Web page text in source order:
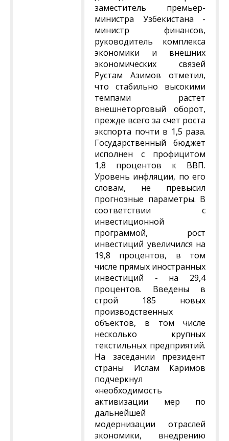
заместитель премьер-
министра Узбекистана -
министр финансов,
руководитель комплекса
экономики и внешних
экономических связей
Рустам Азимов отметил,
что стабильно высокими
темпами растет
внешнеторговый оборот,
прежде всего за счет роста
экспорта почти в 1,5 раза.
Государственный бюджет
исполнен с профицитом
1,8 процентов к ВВП.
Уровень инфляции, по его
словам, не превысил
прогнозные параметры. В
соответствии с
инвестиционной
программой, рост
инвестиций увеличился на
19,8 процентов, в том
числе прямых иностранных
инвестиций - на 29,4
процентов. Введены в
строй 185 новых
производственных
объектов, в том числе
несколько крупных
текстильных предприятий.
На заседании президент
страны Ислам Каримов
подчеркнул
«необходимость
активизации мер по
дальнейшей
модернизации отраслей
экономики, внедрению